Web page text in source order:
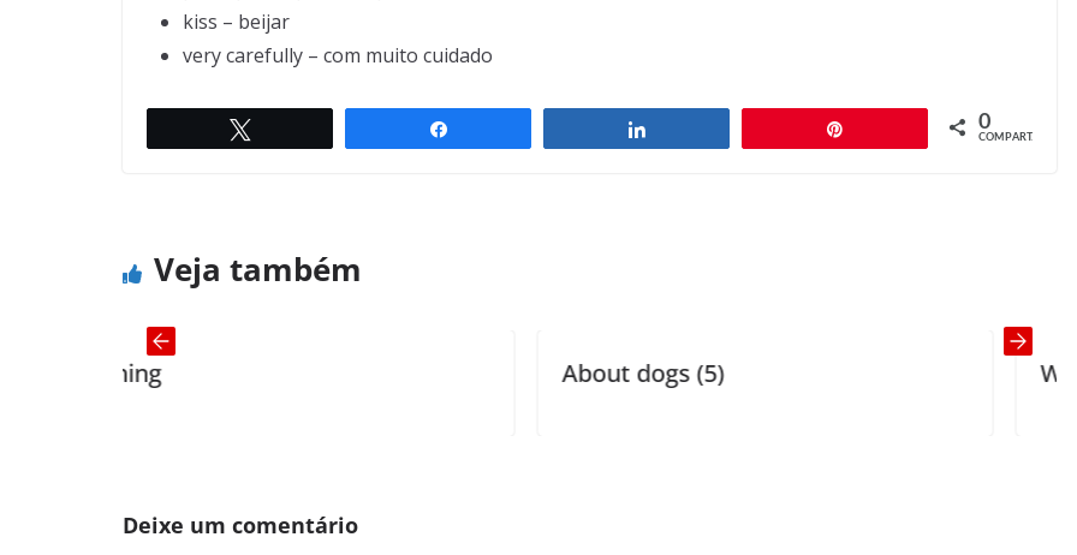
kiss – beijar
very carefully – com muito cuidado
0
COMPART.
Veja também
About dogs (5) What’s
Deixe um comentário